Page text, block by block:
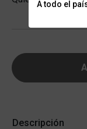
A todo el
Descripción